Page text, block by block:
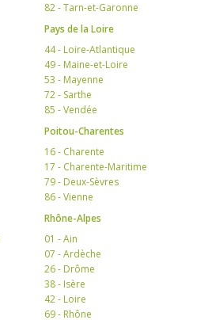
82 - Tarn-et-Garonne
Pays de la Loire
44 - Loire-Atlantique
49 - Maine-et-Loire
53 - Mayenne
72 - Sarthe
85 - Vendée
Poitou-Charentes
16 - Charente
17 - Charente-Maritime
79 - Deux-Sèvres
86 - Vienne
Rhône-Alpes
01 - Ain
07 - Ardèche
26 - Drôme
38 - Isère
42 - Loire
69 - Rhône